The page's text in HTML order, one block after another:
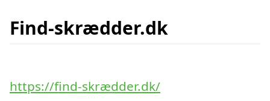
Find-skrædder.dk
https://find-skrædder.dk/